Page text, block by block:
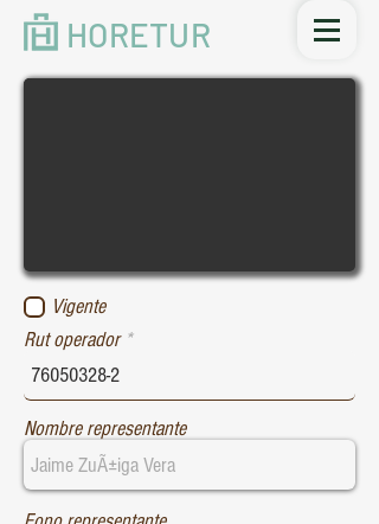
HORETUR
Vigente
Rut operador
Nombre representante